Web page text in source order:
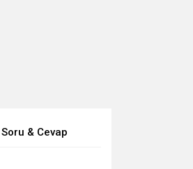
Soru & Cevap